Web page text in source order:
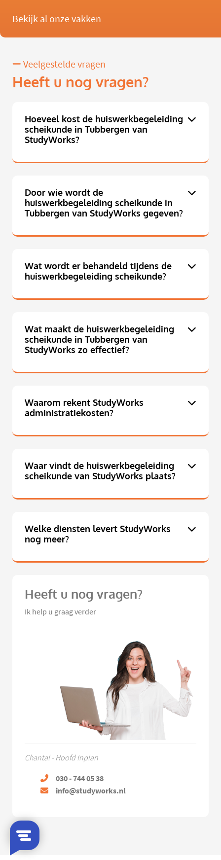
Bekijk al onze vakken
Veelgestelde vragen
Heeft u nog vragen?
Hoeveel kost de huiswerkbegeleiding
scheikunde in Tubbergen van
StudyWorks?
Door wie wordt de
huiswerkbegeleiding scheikunde in
Tubbergen van StudyWorks gegeven?
Wat wordt er behandeld tijdens de
huiswerkbegeleiding scheikunde?
Wat maakt de huiswerkbegeleiding
scheikunde in Tubbergen van
StudyWorks zo effectief?
Waarom rekent StudyWorks
administratiekosten?
Waar vindt de huiswerkbegeleiding
scheikunde van StudyWorks plaats?
Welke diensten levert StudyWorks
nog meer?
Heeft u nog vragen?
Ik help u graag verder
Chantal - Hoofd Inplan
030 - 744 05 38
info@studyworks.nl